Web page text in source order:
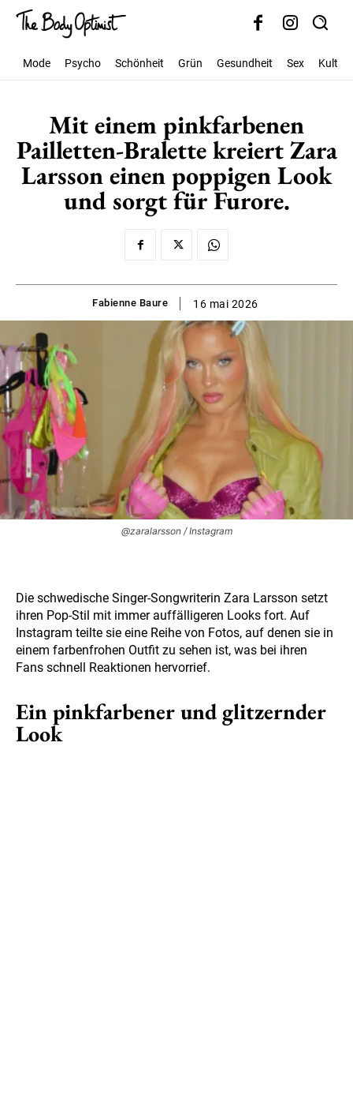
Mode Psycho Schönheit Grün Gesundheit Sex Kultur
Mit einem pinkfarbenen
Pailletten-Bralette kreiert Zara
Larsson einen poppigen Look
und sorgt für Furore.
Fabienne Baure 16 mai 2026
@zaralarsson / Instagram
Die schwedische Singer-Songwriterin Zara Larsson setzt
ihren Pop-Stil mit immer auffälligeren Looks fort. Auf
Instagram teilte sie eine Reihe von Fotos, auf denen sie in
einem farbenfrohen Outfit zu sehen ist, was bei ihren
Fans schnell Reaktionen hervorrief.
Ein pinkfarbener und glitzernder
Look